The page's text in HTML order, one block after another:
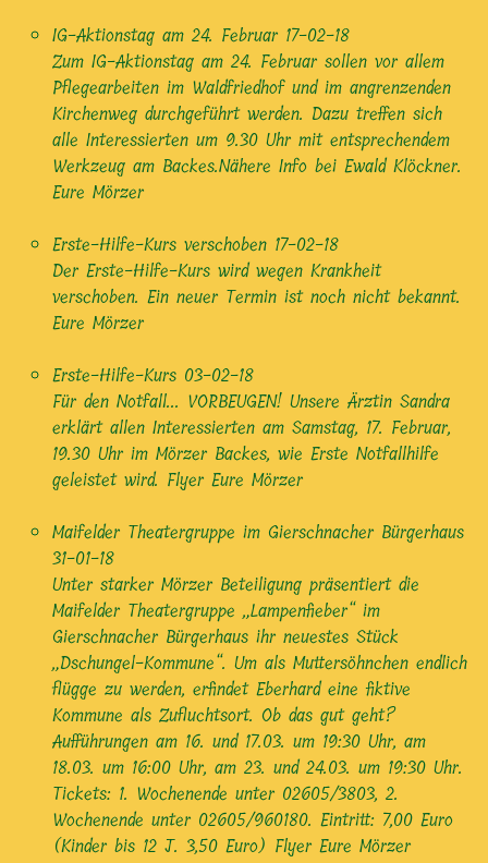
IG-Aktionstag am 24. Februar 17-02-18
Zum IG-Aktionstag am 24. Februar sollen vor allem
Pflegearbeiten im Waldfriedhof und im angrenzenden
Kirchenweg durchgeführt werden. Dazu treffen sich
alle Interessierten um 9.30 Uhr mit entsprechendem
Werkzeug am Backes.Nähere Info bei Ewald Klöckner.
Eure Mörzer
Erste-Hilfe-Kurs verschoben 17-02-18
Der Erste-Hilfe-Kurs wird wegen Krankheit
verschoben. Ein neuer Termin ist noch nicht bekannt.
Eure Mörzer
Erste-Hilfe-Kurs 03-02-18
Für den Notfall... VORBEUGEN! Unsere Ärztin Sandra
erklärt allen Interessierten am Samstag, 17. Februar,
19.30 Uhr im Mörzer Backes, wie Erste Notfallhilfe
geleistet wird. Flyer Eure Mörzer
Maifelder Theatergruppe im Gierschnacher Bürgerhaus
31-01-18
Unter starker Mörzer Beteiligung präsentiert die
Maifelder Theatergruppe „Lampenfieber“ im
Gierschnacher Bürgerhaus ihr neuestes Stück
„Dschungel-Kommune“. Um als Muttersöhnchen endlich
flügge zu werden, erfindet Eberhard eine fiktive
Kommune als Zufluchtsort. Ob das gut geht?
Aufführungen am 16. und 17.03. um 19:30 Uhr, am
18.03. um 16:00 Uhr, am 23. und 24.03. um 19:30 Uhr.
Tickets: 1. Wochenende unter 02605/3803, 2.
Wochenende unter 02605/960180. Eintritt: 7,00 Euro
(Kinder bis 12 J. 3,50 Euro) Flyer Eure Mörzer